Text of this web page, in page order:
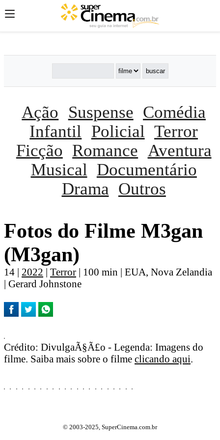
';';
Ação Suspense Comédia
Infantil
Policial Terror
Ficção Romance Aventura
Musical
Documentário
Drama Outros
Fotos do Filme M3gan
(M3gan)
14 | 2022 | Terror | 100 min | EUA, Nova Zelandia
| Gerard Johnstone
Crédito: DivulgaÃ§Ã£o - Legenda: Imagens do
filme. Saiba mais sobre o filme clicando aqui.
© 2003-2025, SuperCinema.com.br